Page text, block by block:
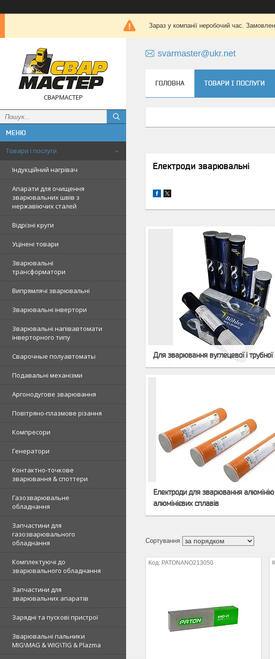
Зараз у компанії неробочий час.
СВАРМАСТЕР
Товари і послуги
Індукційний нагрівач
Апарати для очищення
зварювальних швів з
нержавіючих сталей
Відрізні круги
Уцінені товари
Зварювальні
трансформатори
Випрямлячі зварювальні
Зварювальні інвертори
Зварювальні напівавтомати
інверторного типу
Сварочные полуавтоматы
Подавальні механізми
Аргонодугове зварювання
Повітряно-плазмове різання
Компресори
Генератори
Контактно-точкове
зварювання & споттери
Газозварювальне
обладнання
Запчастини для
газозварювального
обладнання
Комплектуючі до
зварювального обладнання
Запчастини для
зварювальних апаратів
Зарядні та пускові пристрої
Зварювальні пальники
MIG\MAG & WIG\TIG & Plazma
svarmaster@ukr.net
ГОЛОВНА ТОВАРИ І ПОСЛУГИ
Електроди зварювальні
Для зварювання вуглецевої і трубної
Електроди для зварювання алюмінію
алюмінієвих сплавів
PATONANO213050